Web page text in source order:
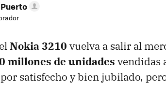
Nokia 3210 vuelva a salir al
millones de unidades vendidas
satisfecho y bien jubilado,